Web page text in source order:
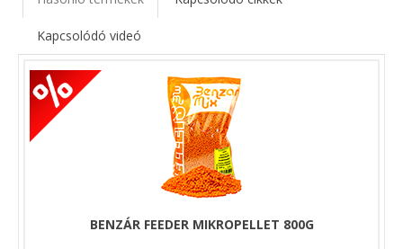
a halat a közelből. Ez persze nem azt jelenti, hogy a pellet
összetevők kezdenek nyitni, és szétszóródni a környéken.
Ajánlott önmagában kora tavasztól késő őszig, de a nagyon
hideg vizekben már érdemes Aqua Uni vagy Aqua Profi
pelletekkel keverni.
Célhalak: ponty, kárász, keszegfélék, compó és még az amúr
Kapcsolódó videó
BENZÁR FEEDER MIKROPELLET 800G